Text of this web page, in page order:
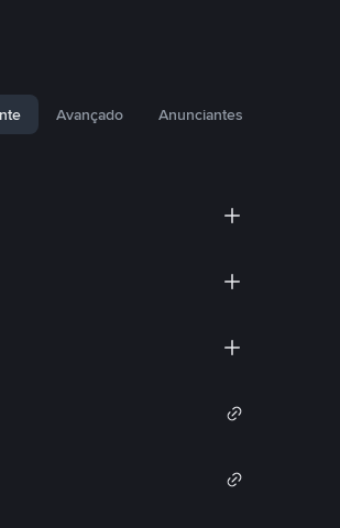
Avançado Anunciantes